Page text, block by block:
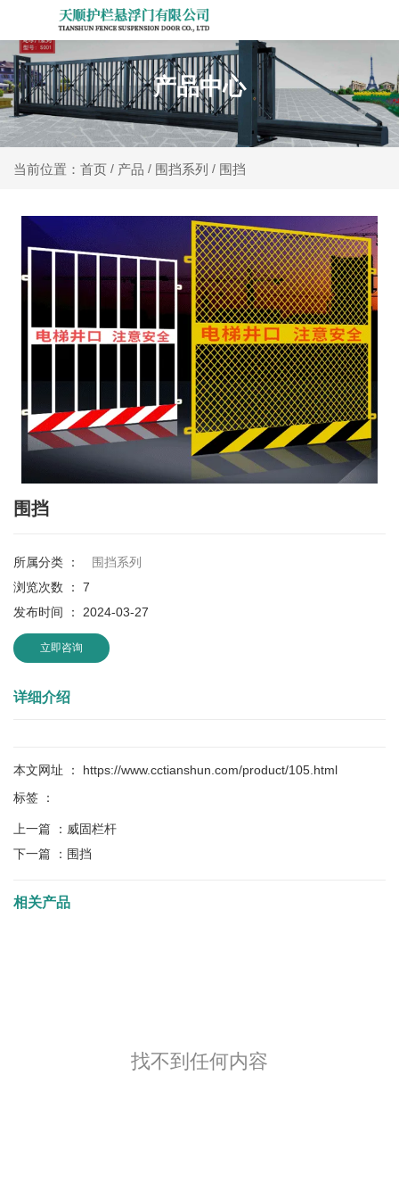
产品中心
当前位置：首页 / 产品 / 围挡系列 / 围挡
围挡
所属分类 ：
围挡系列
浏览次数 ： 7
发布时间 ： 2024-03-27
立即咨询
详细介绍
本文网址 ： https://www.cctianshun.com/product/105.html
标签 ：
上一篇 ： 威固栏杆
下一篇 ： 围挡
相关产品
找不到任何内容